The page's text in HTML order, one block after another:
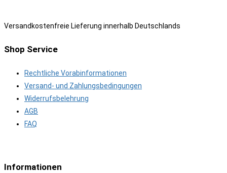
Versandkostenfreie Lieferung innerhalb Deutschlands
Shop Service
Rechtliche Vorabinformationen
Versand- und Zahlungsbedingungen
Widerrufsbelehrung
AGB
FAQ
Informationen